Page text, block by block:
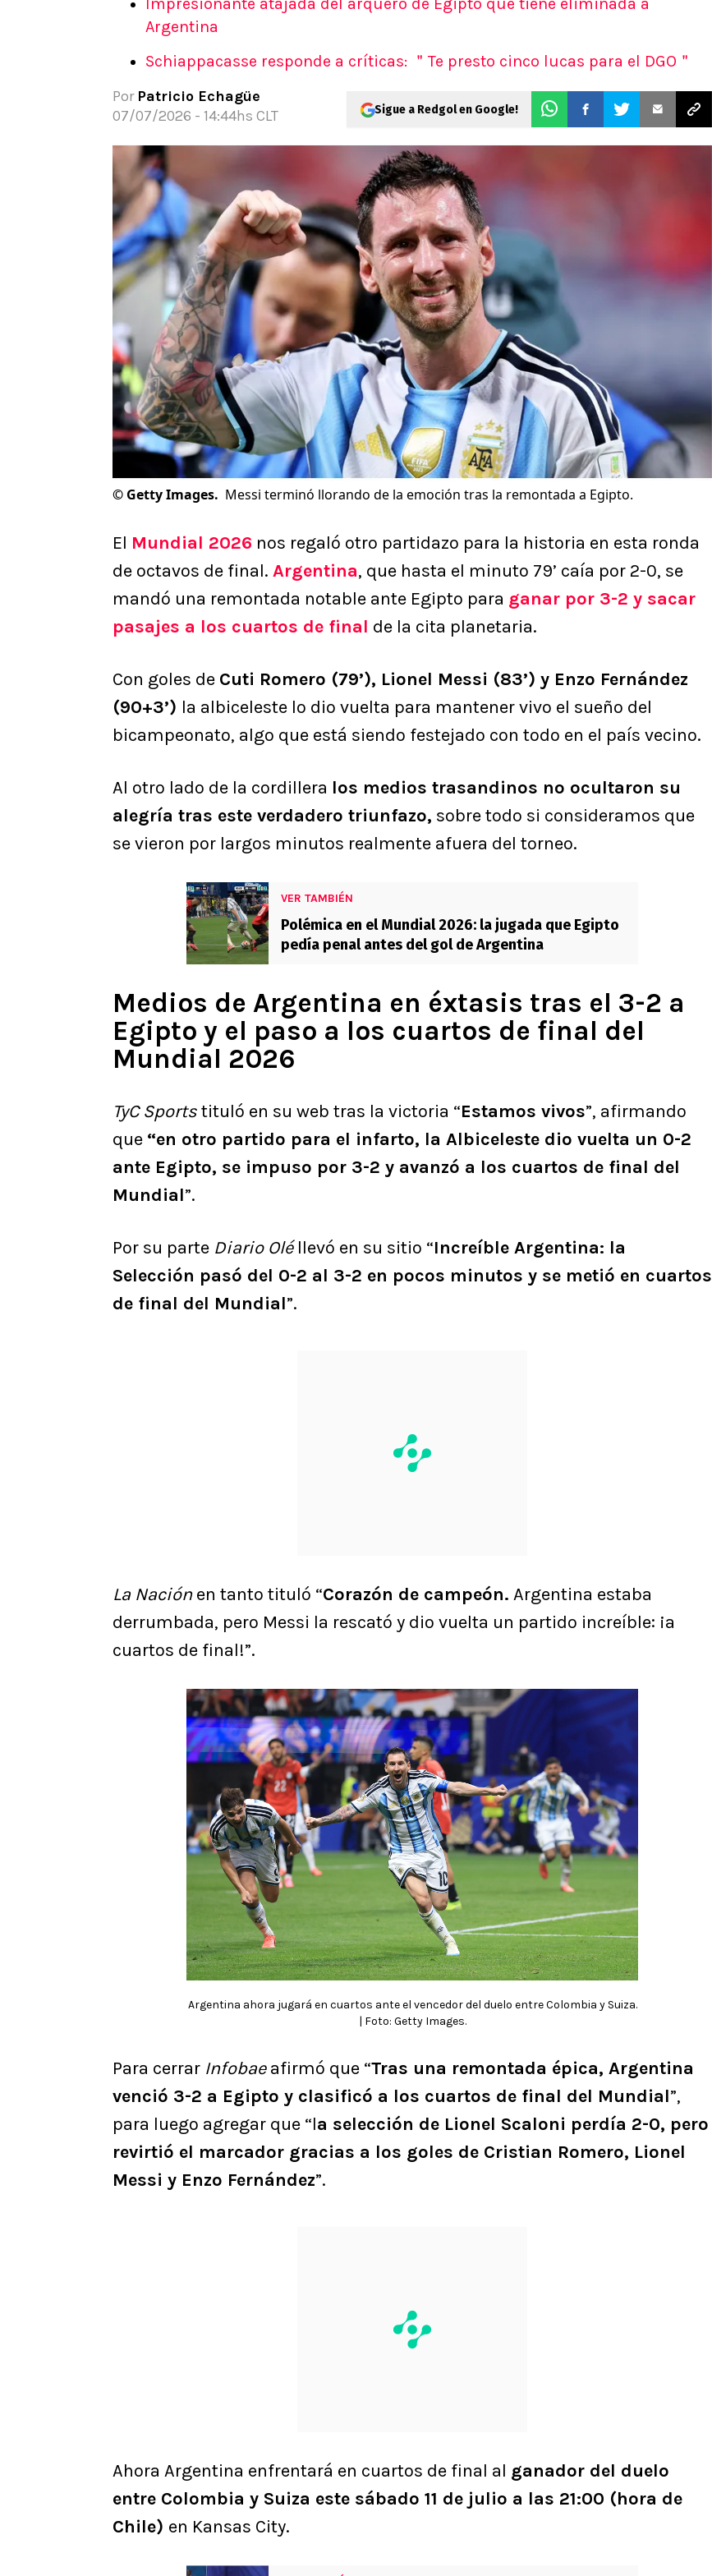
Pronósticos
Apuestas Mundial 2026
Argentina
Schiappacasse responde a críticas: ＂Te presto cinco lucas para el DGO＂
Por Patricio Echagüe
07/07/2026 - 14:44hs CLT
Sigue a Redgol en Google!
© Getty Images. Messi terminó llorando de la emoción tras la remontada a Egipto.
El Mundial 2026 nos regaló otro partidazo para la historia en esta ronda
de octavos de final. Argentina, que hasta el minuto 79’ caía por 2-0, se
mandó una remontada notable ante Egipto para ganar por 3-2 y sacar
pasajes a los cuartos de final de la cita planetaria.
Con goles de Cuti Romero (79’), Lionel Messi (83’) y Enzo Fernández
(90+3’) la albiceleste lo dio vuelta para mantener vivo el sueño del
bicampeonato, algo que está siendo festejado con todo en el país vecino.
Al otro lado de la cordillera los medios trasandinos no ocultaron su
alegría tras este verdadero triunfazo, sobre todo si consideramos que
se vieron por largos minutos realmente afuera del torneo.
VER TAMBIÉN
Polémica en el Mundial 2026: la jugada que Egipto
pedía penal antes del gol de Argentina
Medios de Argentina en éxtasis tras el 3-2 a
Egipto y el paso a los cuartos de final del
Mundial 2026
TyC Sportstituló en su web tras la victoria “Estamos vivos”, afirmando
que “en otro partido para el infarto, la Albiceleste dio vuelta un 0-2
ante Egipto, se impuso por 3-2 y avanzó a los cuartos de final del
Mundial”.
Por su parte Diario Oléllevó en su sitio “Increíble Argentina: la
Selección pasó del 0-2 al 3-2 en pocos minutos y se metió en cuartos
de final del Mundial”.
La Naciónen tanto tituló “Corazón de campeón. Argentina estaba
derrumbada, pero Messi la rescató y dio vuelta un partido increíble: ¡a
cuartos de final!”.
Argentina ahora jugará en cuartos ante el vencedor del duelo entre Colombia y Suiza.
| Foto: Getty Images.
Para cerrar Infobaeafirmó que “Tras una remontada épica, Argentina
venció 3-2 a Egipto y clasificó a los cuartos de final del Mundial”,
para luego agregar que “la selección de Lionel Scaloni perdía 2-0, pero
revirtió el marcador gracias a los goles de Cristian Romero, Lionel
Messi y Enzo Fernández”.
Ahora Argentina enfrentará en cuartos de final al ganador del duelo
entre Colombia y Suiza este sábado 11 de julio a las 21:00 (hora de
Chile) en Kansas City.